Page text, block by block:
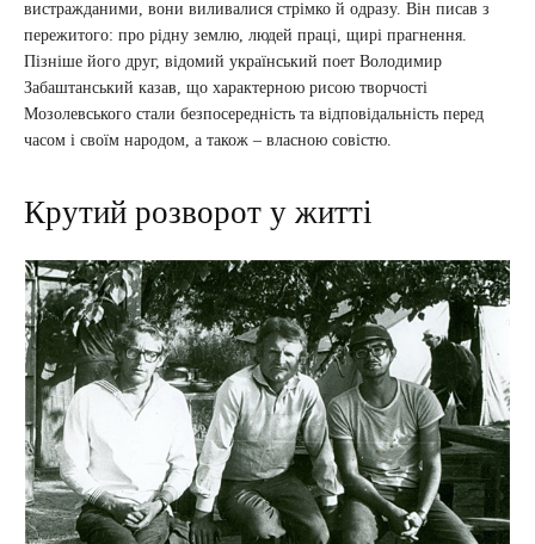
вистражданими, вони виливалися стрімко й одразу. Він писав з
пережитого: про рідну землю, людей праці, щирі прагнення.
Пізніше його друг, відомий український поет Володимир
Забаштанський казав, що характерною рисою творчості
Мозолевського стали безпосередність та відповідальність перед
часом і своїм народом, а також – власною совістю.
Крутий розворот у житті